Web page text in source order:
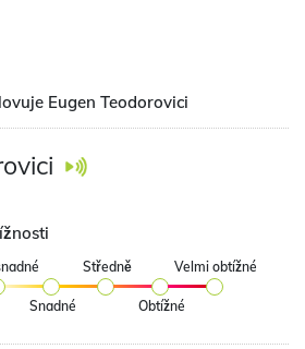
Eugen Teodorovici
Snadné
Středně
Obtížné
Velmi obtížné